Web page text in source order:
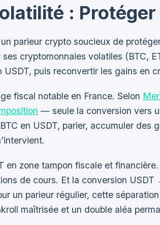
:
parieur crypto soucieux de
cryptomonnaies volatiles (BTC,
puis reconvertir les gains en
fiscal notable en France. Selon
— seule la conversion vers
en USDT, parier, accumuler
en zone tampon fiscale et
de cours. Et la conversion
un parieur régulier, cette
maîtrisée et un double aléa